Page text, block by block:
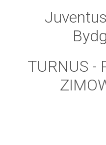
TURNUS -